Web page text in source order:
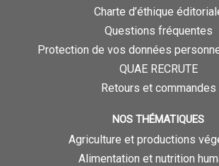
Charte d’éthique
Questions fréquentes
Protection de vos données
QUAE RECRUTE
Retours et commandes
NOS THÉMATIQUES
Agriculture et productions
Alimentation et nutrition